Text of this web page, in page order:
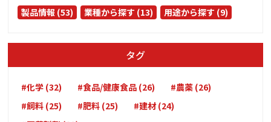
製品情報 (53) 業種から探す (13) 用途から探す (9)
タグ
#化学 (32) #食品/健康食品 (26)
#農薬 (26)
#飼料 (25)
#肥料 (25)
#建材 (24)